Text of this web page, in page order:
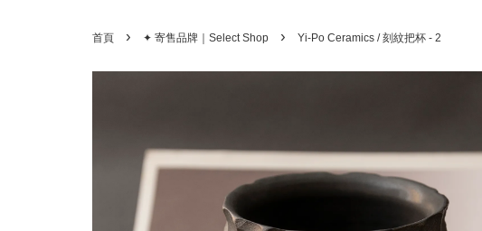
首頁 › ✦ 寄售品牌｜Select Shop › Yi-Po Ceramics / 刻紋把杯 - 2